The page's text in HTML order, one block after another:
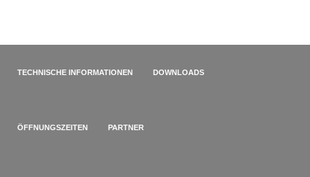
TECHNISCHE INFORMATIONEN DOWNLOADS
ÖFFNUNGSZEITEN PARTNER